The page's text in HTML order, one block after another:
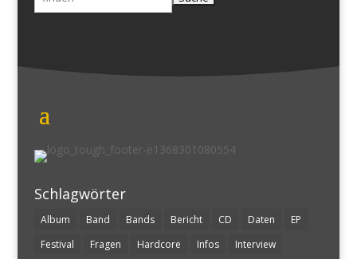
nach:
Schlagwörter
Album Band Bands Bericht CD Daten
EP
Festival
Fragen Hardcore Infos Interview